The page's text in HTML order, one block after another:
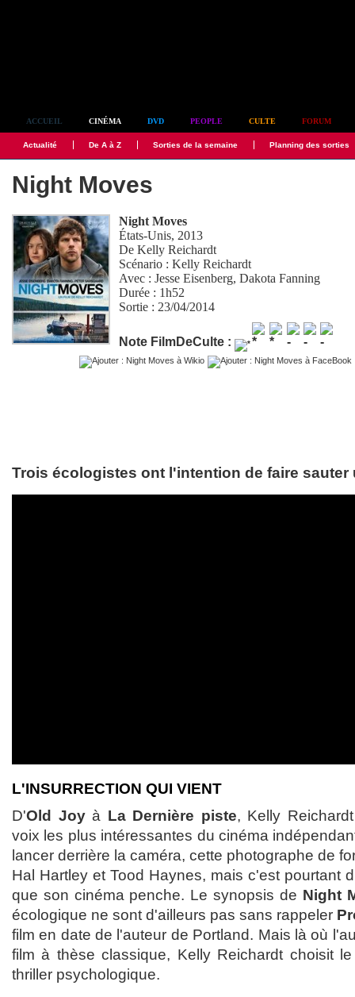
ACCUEIL CINÉMA DVD PEOPLE CULTE FORUM
Actualité De A à Z Sorties de la semaine Planning des sorties
Night Moves
Night Moves
États-Unis, 2013
DeKelly Reichardt
Scénario :Kelly Reichardt
Avec :Jesse Eisenberg,Dakota Fanning
Durée : 1h52
Sortie : 23/04/2014
Note FilmDeCulte :
Trois écologistes ont l'intention de faire sauter
L'INSURRECTION QUI VIENT
D'Old Joyà La Dernière piste, Kelly
voix les plus intéressantes du cinéma
lancer derrière la caméra, cette photographe de
Hal Hartley et Tood Haynes, mais c'est pourtant
que son cinéma penche. Le synopsis de Night
écologique ne sont d'ailleurs pas sans rappeler
film en date de l'auteur de Portland. Mais là où
film à thèse classique, Kelly Reichardt choisit
thriller psychologique.